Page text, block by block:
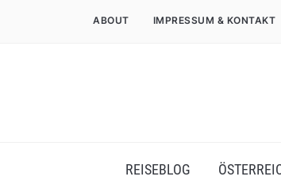
ABOUT IMPRESSUM & KONTAKT
REISEBLOG